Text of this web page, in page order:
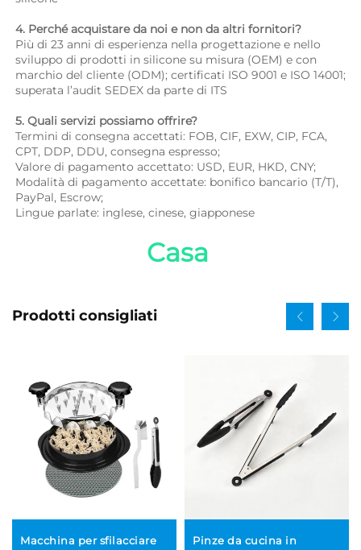
4. Perché acquistare da noi e non da altri fornitori?
Più di 23 anni di esperienza nella progettazione e nello
sviluppo di prodotti in silicone su misura (OEM) e con
marchio del cliente (ODM); certificati ISO 9001 e ISO 14001;
superata l’audit SEDEX da parte di ITS
5. Quali servizi possiamo offrire?
Termini di consegna accettati: FOB, CIF, EXW, CIP, FCA,
CPT, DDP, DDU, consegna espresso;
Valore di pagamento accettato: USD, EUR, HKD, CNY;
Modalità di pagamento accettate: bonifico bancario (T/T),
PayPal, Escrow;
Lingue parlate: inglese, cinese, giapponese
Casa
Prodotti consigliati
Macchina per sfilacciare
Pinze da cucina in